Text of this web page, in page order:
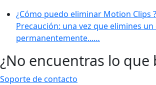
¿Cómo puedo eliminar Motion Clips ?
Precaución: una vez que elimines
permanentemente...…
¿No encuentras lo que
Soporte de contacto